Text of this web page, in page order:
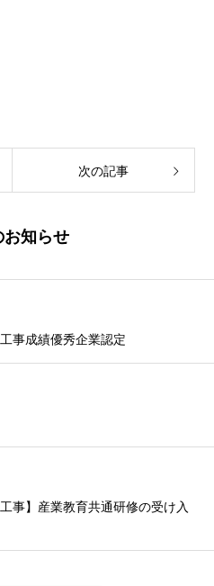
次の記事
お知らせ
事成績優秀企業認定
事】産業教育共通研修の受け入